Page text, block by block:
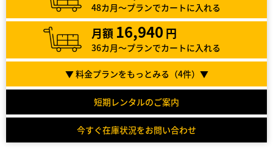
48カ月～プランでカートに入れる
月額 16,940 円
36カ月～プランでカートに入れる
▼ 料金プランをもっとみる（4件）▼
短期レンタルのご案内
今すぐ在庫状況をお問い合わせ